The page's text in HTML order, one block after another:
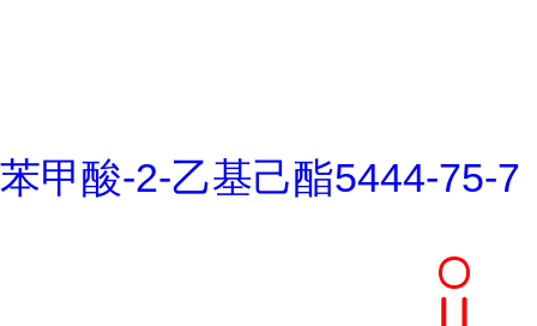
苯甲酸-2-乙基己酯5444-75-7